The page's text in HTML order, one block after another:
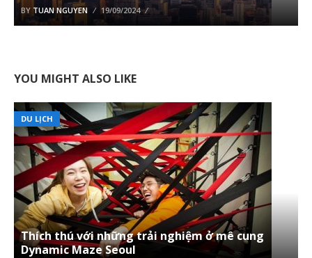
BY TUAN NGUYEN 19/09/2024
YOU MIGHT ALSO LIKE
DU LỊCH
Thích thú với những trải nghiệm ở mê cung
Dynamic Maze Seoul